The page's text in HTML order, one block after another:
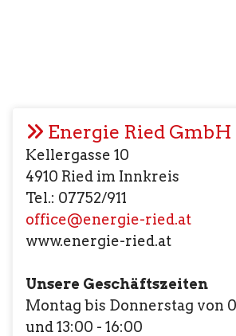
Energie Ried GmbH
Kellergasse 10
4910 Ried im Innkreis
Tel.: 07752/911
office@energie-ried.at
www.energie-ried.at
Unsere Geschäftszeiten
Montag bis Donnerstag von
und 13:00 - 16:00